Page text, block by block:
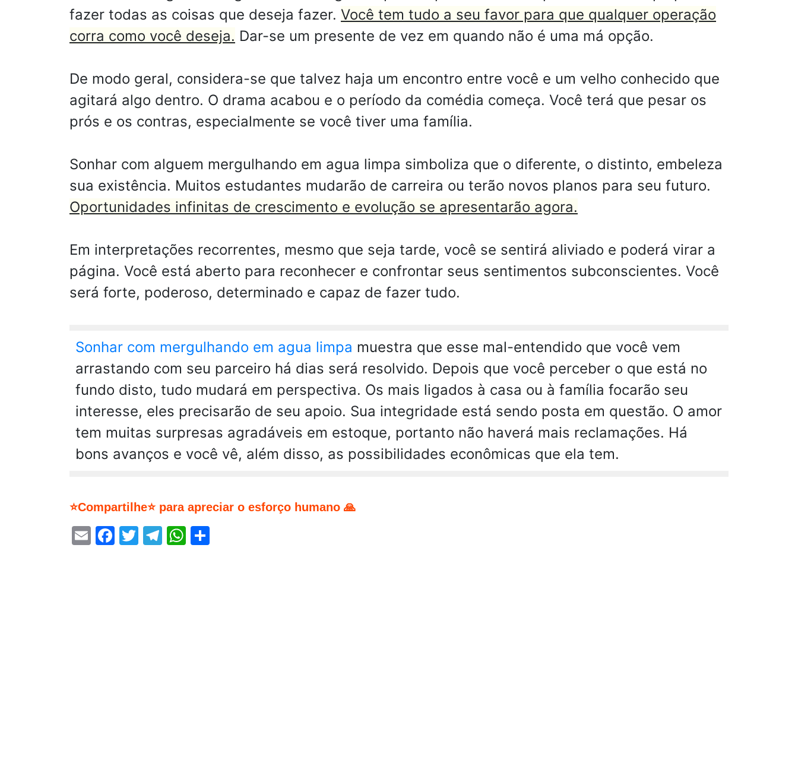
fazer todas as coisas que deseja fazer. Você tem tudo a seu favor para que qualquer operação
corra como você deseja. Dar-se um presente de vez em quando não é uma má opção.
De modo geral, considera-se que talvez haja um encontro entre você e um velho conhecido que
agitará algo dentro. O drama acabou e o período da comédia começa. Você terá que pesar os
prós e os contras, especialmente se você tiver uma família.
Sonhar com alguem mergulhando em agua limpa simboliza que o diferente, o distinto, embeleza
sua existência. Muitos estudantes mudarão de carreira ou terão novos planos para seu futuro.
Oportunidades infinitas de crescimento e evolução se apresentarão agora.
Em interpretações recorrentes, mesmo que seja tarde, você se sentirá aliviado e poderá virar a
página. Você está aberto para reconhecer e confrontar seus sentimentos subconscientes. Você
será forte, poderoso, determinado e capaz de fazer tudo.
Sonhar com mergulhando em agua limpa muestra que esse mal-entendido que você vem
arrastando com seu parceiro há dias será resolvido. Depois que você perceber o que está no
fundo disto, tudo mudará em perspectiva. Os mais ligados à casa ou à família focarão seu
interesse, eles precisarão de seu apoio. Sua integridade está sendo posta em questão. O amor
tem muitas surpresas agradáveis em estoque, portanto não haverá mais reclamações. Há
bons avanços e você vê, além disso, as possibilidades econômicas que ela tem.
⭐Compartilhe⭐ para apreciar o esforço humano 🙏
EmailFacebook
Twitter
Telegram
WhatsApp